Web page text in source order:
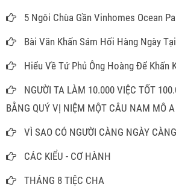
5 Ngôi Chùa Gần Vinhomes Ocean
Bài Văn Khấn Sám Hối Hàng Ngày
Hiểu Về Tứ Phủ Ông Hoàng Để Khấn
NGƯỜI TA LÀM 10.000 VIỆC TỐT
BẰNG QUÝ VỊ NIỆM MỘT CÂU NAM MÔ
VÌ SAO CÓ NGƯỜI CÀNG NGÀY
CÁC KIỂU - CƠ HÀNH
THÁNG 8 TIỆC CHA